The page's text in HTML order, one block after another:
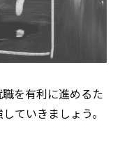
を有利に進めるた
ていきましょう。